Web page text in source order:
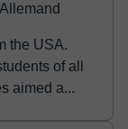
the USA.
of all
classes aimed a...